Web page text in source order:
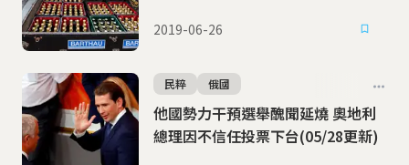
2019-06-26
他國勢力干預選舉醜聞延燒 奧地利
總理因不信任投票下台(05/28更新)
民粹 俄國